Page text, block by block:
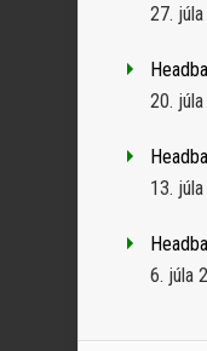
27.
20.
13.
6. júla